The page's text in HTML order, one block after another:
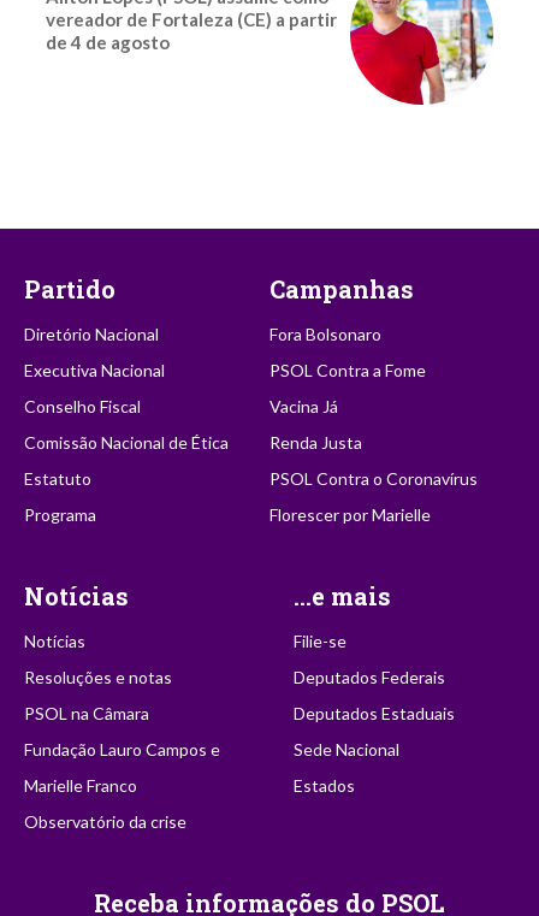
vereador de Fortaleza (CE) a partir
de 4 de agosto
Partido
Diretório Nacional
Executiva Nacional
Conselho Fiscal
Comissão Nacional de Ética
Estatuto
Programa
Campanhas
Fora Bolsonaro
PSOL Contra a Fome
Vacina Já
Renda Justa
PSOL Contra o Coronavírus
Florescer por Marielle
Notícias
Notícias
Resoluções e notas
PSOL na Câmara
Fundação Lauro Campos e
Marielle Franco
Observatório da crise
...e mais
Filie-se
Deputados Federais
Deputados Estaduais
Sede Nacional
Estados
Receba informações do PSOL